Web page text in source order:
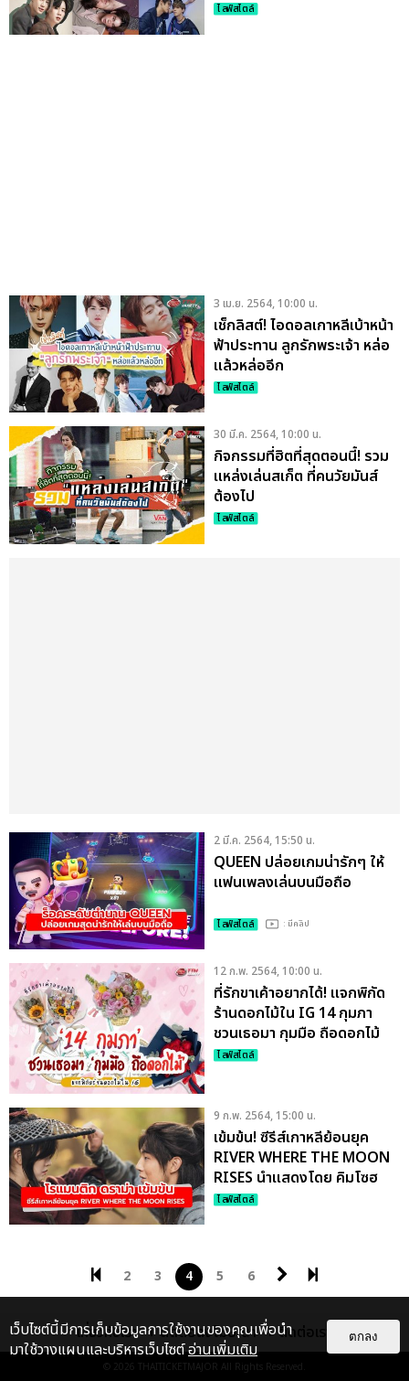
ไลฟ์สไตล์
3 เม.ย. 2564, 10:00 น.
เช็กลิสต์! ไอดอลเกาหลีเบ้าหน้า
ฟ้าประทาน ลูกรักพระเจ้า หล่อ
แล้วหล่ออีก
ไลฟ์สไตล์
30 มี.ค. 2564, 10:00 น.
กิจกรรมที่ฮิตที่สุดตอนนี้! รวม
แหล่งเล่นสเก็ต ที่คนวัยมันส์
ต้องไป
ไลฟ์สไตล์
2 มี.ค. 2564, 15:50 น.
QUEEN ปล่อยเกมน่ารักๆ ให้
แฟนเพลงเล่นบนมือถือ
ไลฟ์สไตล์ : มีคลิป
12 ก.พ. 2564, 10:00 น.
ที่รักขาเค้าอยากได้! แจกพิกัด
ร้านดอกไม้ใน IG 14 กุมภา
ชวนเธอมา กุมมือ ถือดอกไม้
ไลฟ์สไตล์
9 ก.พ. 2564, 15:00 น.
เข้มข้น! ซีรีส์เกาหลีย้อนยุค
RIVER WHERE THE MOON
RISES นำแสดงโดย คิมโซฮ
ยอน - จีซู
ไลฟ์สไตล์
2 3 4 5 6
เกี่ยวกับเรา ติดต่อลงโฆษณา ติดต่อเรา
© 2026 THAITICKETMAJOR All Rights Reserved.
เว็บไซต์นี้มีการเก็บข้อมูลการใช้งานของคุณเพื่อนำ
มาใช้วางแผนและบริหารเว็บไซต์อ่านเพิ่มเติม
ตกลง